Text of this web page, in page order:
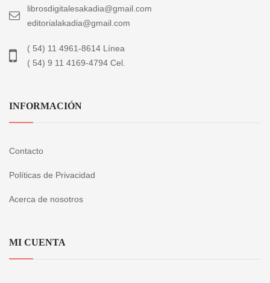
librosdigitalesakadia@gmail.com
editorialakadia@gmail.com
( 54) 11 4961-8614 Línea
( 54) 9 11 4169-4794 Cel.
INFORMACIÓN
Contacto
Políticas de Privacidad
Acerca de nosotros
MI CUENTA